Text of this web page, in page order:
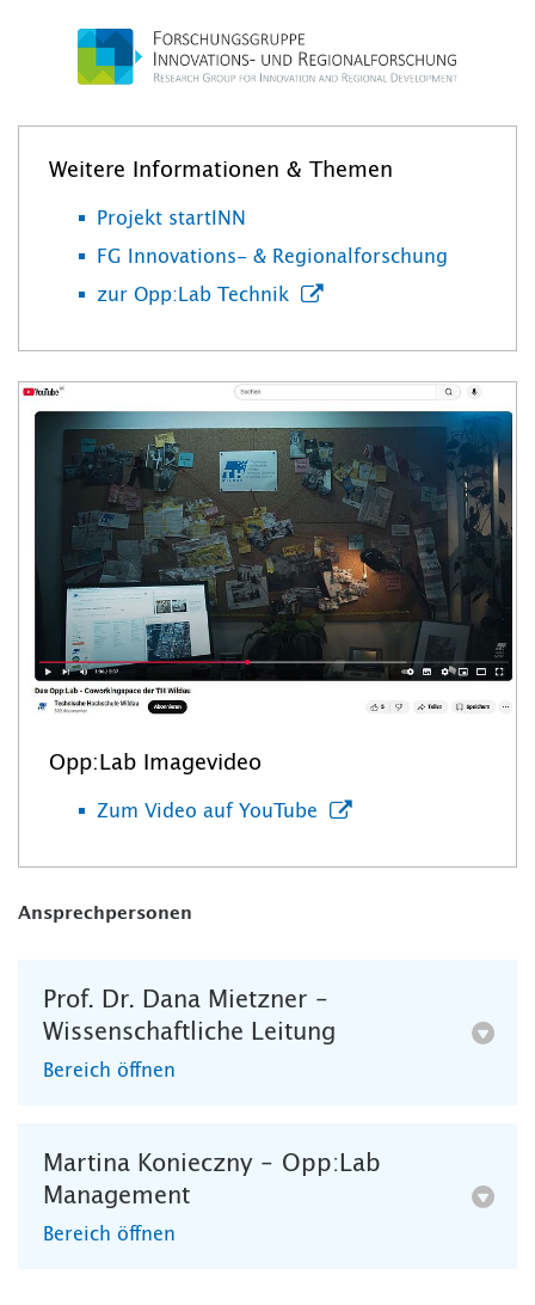
Weitere Informationen & Themen
Projekt startINN
FG Innovations- & Regionalforschung
zur Opp:Lab Technik
Opp:Lab Imagevideo
Zum Video auf YouTube
Ansprechpersonen
Prof. Dr. Dana Mietzner –
Wissenschaftliche Leitung
Bereich öffnen
Martina Konieczny – Opp:Lab
Management
Bereich öffnen